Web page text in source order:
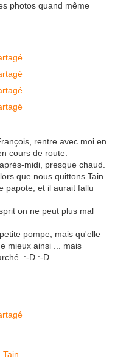
photos quand même
rentre avec moi en
cours de route.
midi, presque chaud.
que nous quittons Tain
papote, et il aurait fallu
on ne peut plus mal
pompe, mais qu'elle
mieux ainsi ... mais
:-D :-D